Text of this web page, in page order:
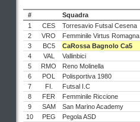
#
Squadra
1
CES Torresavio Futsal Cesena
2
VRO Femminile Virtus Romagna
3
BC5 CaRossa Bagnolo Ca5
4
VAL Vallinbici
5
RMO Reno Molinella
6
POL Polisportiva 1980
7
FI. Futsal I.C
8
FER Femminile Riccione
9
SAM San Marino Academy
10
PEG Pegola ASD